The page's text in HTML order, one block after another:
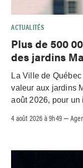
ACTUALITÉS
Plus de 500
des jardins
La Ville de
valeur aux jardins
août 2026, pour un
4 août 2026 à 9h49 –